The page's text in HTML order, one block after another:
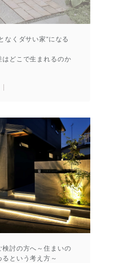
なくダサい家”になる
はどこで生まれるのか
検討の方へ～住まいの
という考え方～